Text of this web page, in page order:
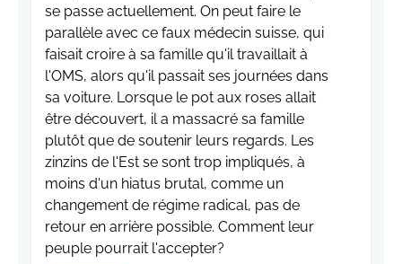
se passe actuellement. On peut faire le
parallèle avec ce faux médecin suisse, qui
faisait croire à sa famille qu'il travaillait à
l'OMS, alors qu'il passait ses journées dans
sa voiture. Lorsque le pot aux roses allait
être découvert, il a massacré sa famille
plutôt que de soutenir leurs regards. Les
zinzins de l'Est se sont trop impliqués, à
moins d'un hiatus brutal, comme un
changement de régime radical, pas de
retour en arrière possible. Comment leur
peuple pourrait l'accepter?